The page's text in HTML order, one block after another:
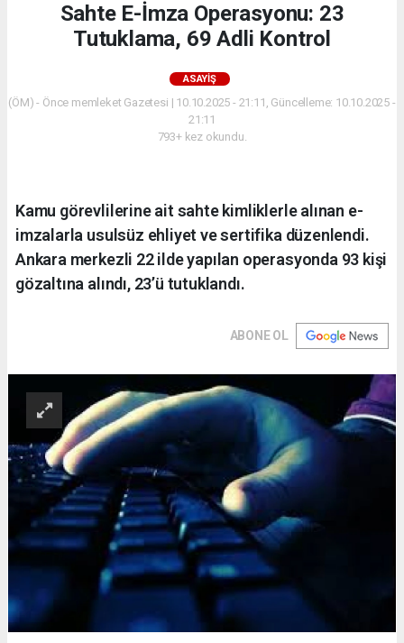
Sahte E-İmza Operasyonu: 23
Tutuklama, 69 Adli Kontrol
ASAYIŞ
(ÖM) - Önce memleket Gazetesi | 10.10.2025 - 21:11, Güncelleme: 10.10.2025 -
21:11
793+ kez okundu.
Kamu görevlilerine ait sahte kimliklerle alınan e-
imzalarla usulsüz ehliyet ve sertifika düzenlendi.
Ankara merkezli 22 ilde yapılan operasyonda 93 kişi
gözaltına alındı, 23’ü tutuklandı.
ABONE OL